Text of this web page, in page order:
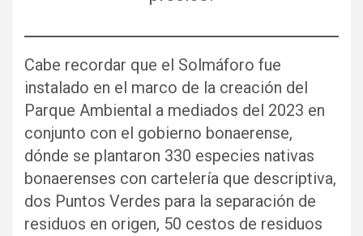
Cabe recordar que el Solmáforo fue
instalado en el marco de la creación del
Parque Ambiental a mediados del 2023 en
conjunto con el gobierno bonaerense,
dónde se plantaron 330 especies nativas
bonaerenses con cartelería que descriptiva,
dos Puntos Verdes para la separación de
residuos en origen, 50 cestos de residuos